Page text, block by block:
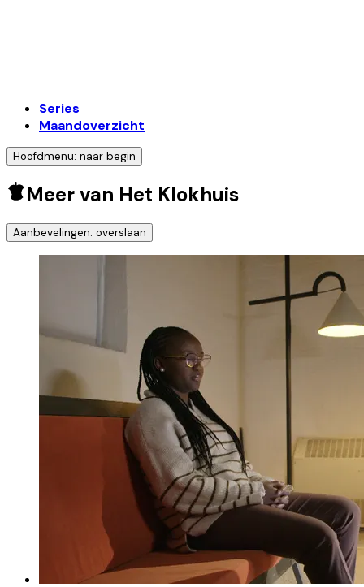
Series
Maandoverzicht
Hoofdmenu: naar begin
Meer van Het Klokhuis
Aanbevelingen: overslaan